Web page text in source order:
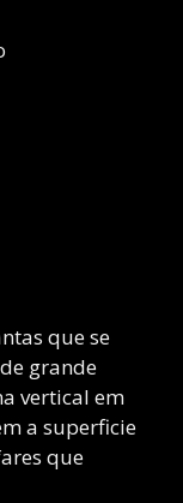
que se
grande
vertical em
a superficie
que